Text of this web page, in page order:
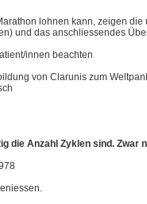
lohnen kann, zeigen
und das anschliessendes
innen beachten
von Clarunis zum
die Anzahl Zyklen sind. Zwar